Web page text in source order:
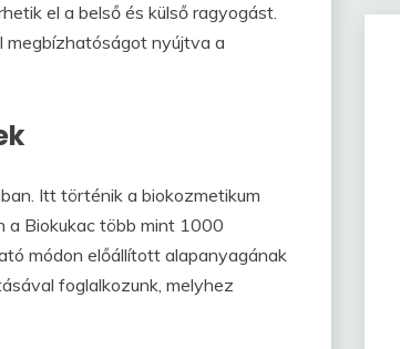
el a belső és külső ragyogást.
megbízhatóságot nyújtva a
Itt történik a biokozmetikum
a Biokukac több mint 1000
módon előállított alapanyagának
foglalkozunk, melyhez